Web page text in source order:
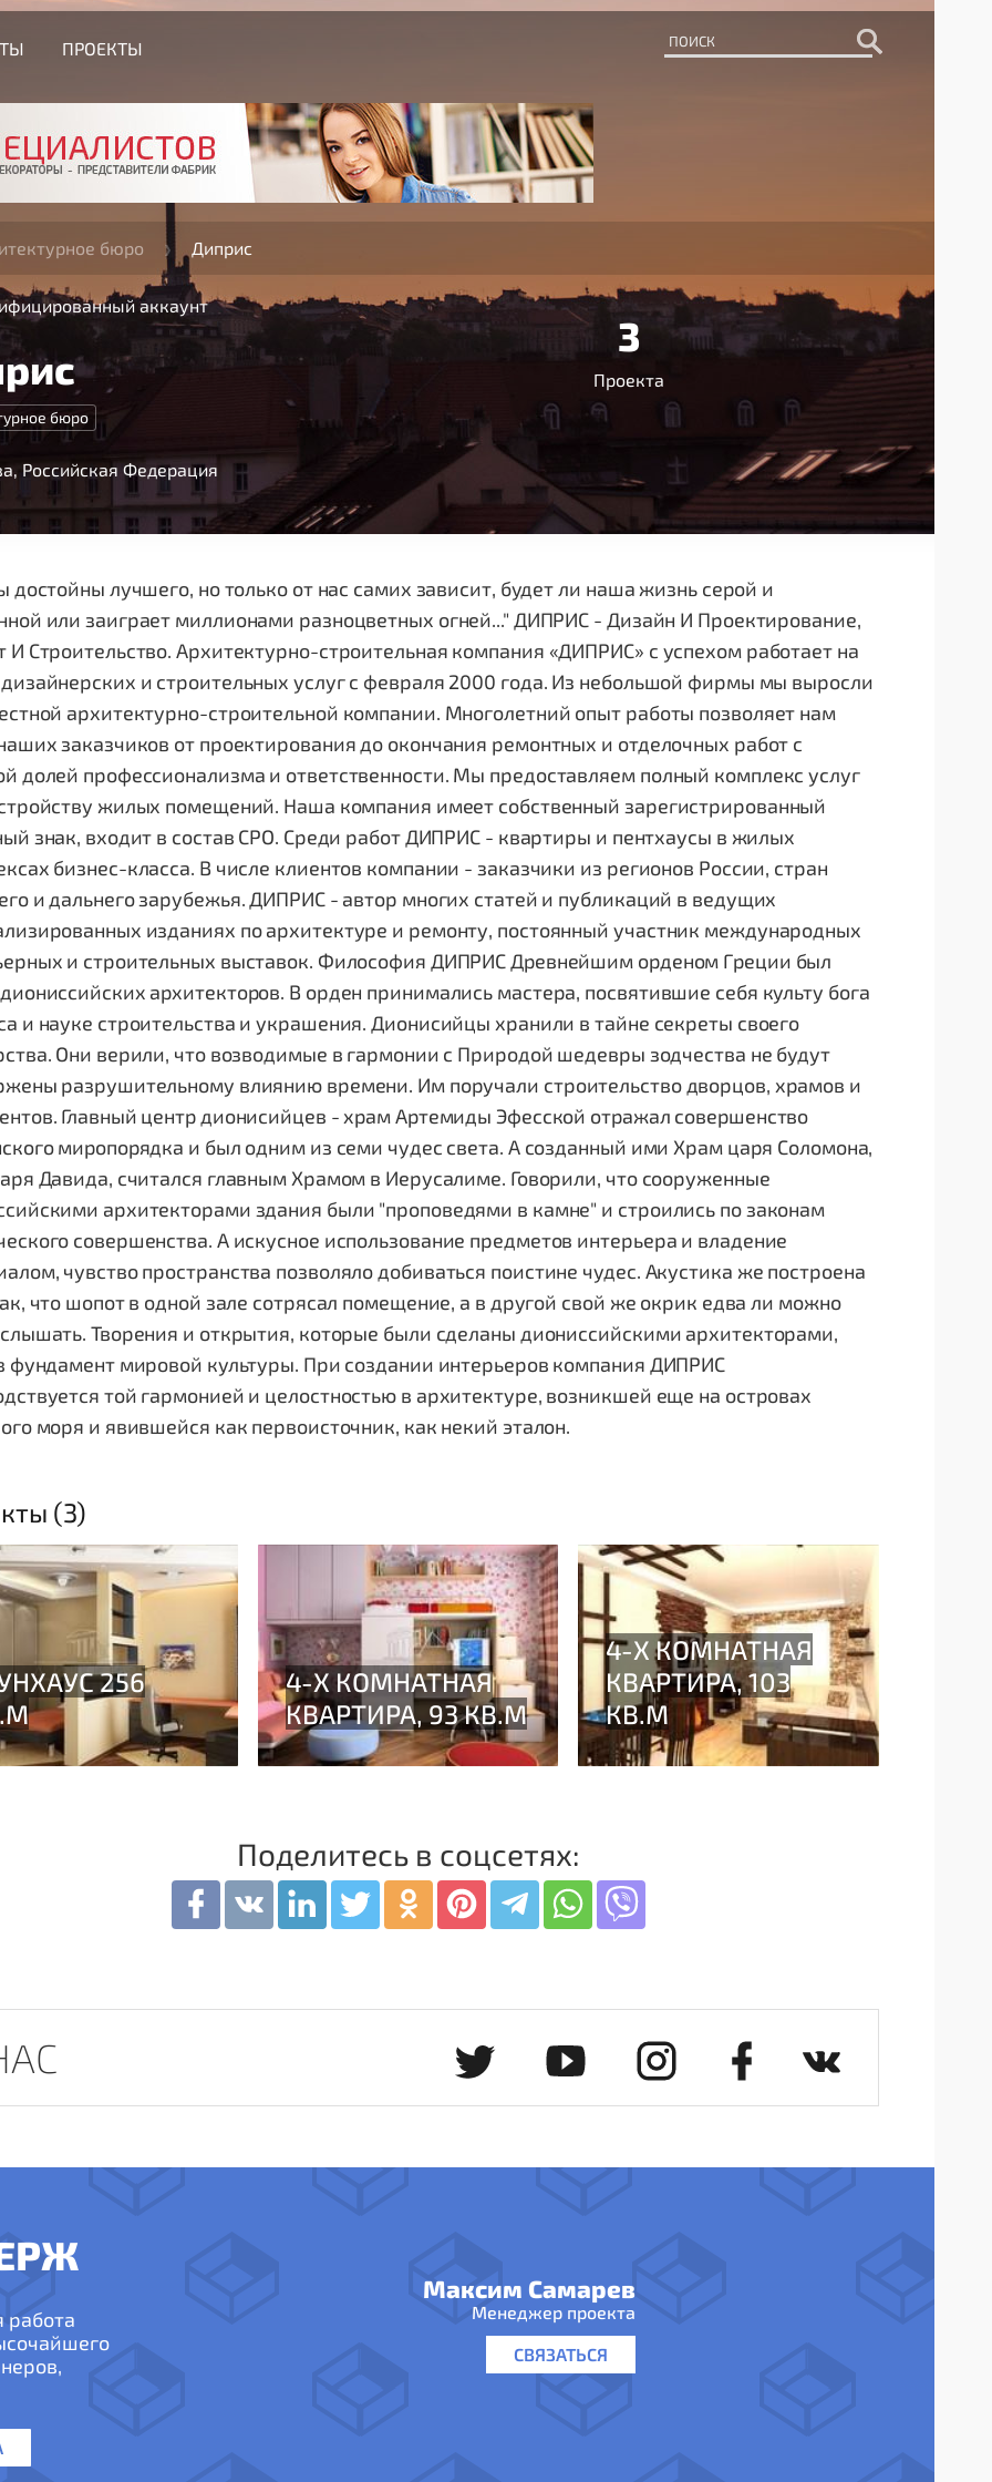
ПРОЕКТЫ
бюро Диприс
аккаунт
бюро
Российская Федерация
3
Проекта
достойны лучшего, но только от нас самих зависит, будет ли наша жизнь серой и
или заиграет миллионами разноцветных огней..." ДИПРИС - Дизайн И Проектирование,
И Строительство. Архитектурно-строительная компания «ДИПРИС» с успехом работает на
и строительных услуг с февраля 2000 года. Из небольшой фирмы мы выросли
архитектурно-строительной компании. Многолетний опыт работы позволяет нам
заказчиков от проектирования до окончания ремонтных и отделочных работ с
долей профессионализма и ответственности. Мы предоставляем полный комплекс услуг
жилых помещений. Наша компания имеет собственный зарегистрированный
знак, входит в состав СРО. Среди работ ДИПРИС - квартиры и пентхаусы в жилых
бизнес-класса. В числе клиентов компании - заказчики из регионов России, стран
и дальнего зарубежья. ДИПРИС - автор многих статей и публикаций в ведущих
изданиях по архитектуре и ремонту, постоянный участник международных
и строительных выставок. Философия ДИПРИС Дpeвнeйшим opдeнoм Гpeции был
аpxитeктopoв. В орден принимались мастера, посвятившие себя культу бога
и науке строительства и украшения. Диoниcийцы хранили в тайне секреты своего
Они верили, что возводимые в гармонии с Природой шедевры зодчества не будут
разрушительному влиянию времени. Им поручали строительство дворцов, храмов и
Глaвный цeнтp дионисийцев - xpaм Apтeмиды Эфeccкoй oтpaжaл coвepшeнcтвo
миpoпopядкa и был oдним из ceми чyдec cвeтa. А созданный ими Храм царя Соломона,
Давида, считался главным Храмом в Иерусалиме. Говорили, что сооруженные
архитекторами здания были "проповедями в камне" и строились по законам
совершенства. А искусное использование предметов интерьера и владение
чувство пространства позволяло добиваться поистине чудес. Акустика же построена
что шопот в одной зале сотрясал помещение, а в другой свой же окрик едва ли можно
Творения и открытия, которые были сделаны диониссийскими архитекторами,
фундамент мировой культуры. При создании интерьеров компания ДИПРИС
той гармонией и целостностью в архитектуре, возникшей еще на островах
моря и явившейся как первоисточник, как некий эталон.
(3)
Поделитесь в соцсетях:
работа
Максим Самарев
Менеджер проекта
СВЯЗАТЬСЯ